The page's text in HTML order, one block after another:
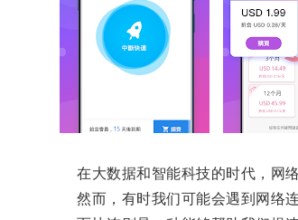
在大数据和智能科技的时代，网络
然而，有时我们可能会遇到网络连